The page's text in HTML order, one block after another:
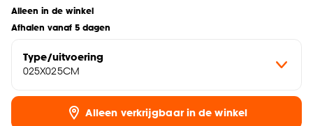
Alleen in de winkel
Afhalen vanaf 5 dagen
Type/uitvoering
025X025CM
Alleen verkrijgbaar in de winkel